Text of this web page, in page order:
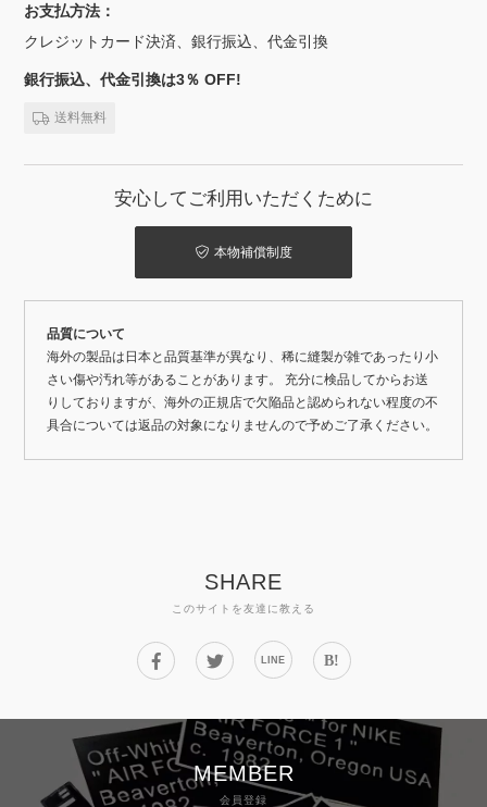
お支払方法：
クレジットカード決済、銀行振込、代金引換
銀行振込、代金引換は3％ OFF!
送料無料
安心してご利用いただくために
本物補償制度
品質について
海外の製品は日本と品質基準が異なり、稀に縫製が雑であったり小
さい傷や汚れ等があることがあります。 充分に検品してからお送
りしておりますが、海外の正規店で欠陥品と認められない程度の不
具合については返品の対象になりませんので予めご了承ください。
SHARE
このサイトを友達に教える
LINE B!
MEMBER
会員登録